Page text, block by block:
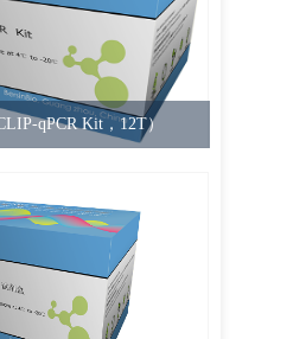
qPCR Kit，12T）